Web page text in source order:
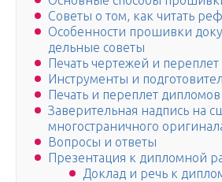
Советы о том, как читать
Особенности прошивки
дельные советы
Печать чертежей и
Инструменты и
Печать и переплет дипломов
Заверительная надпись на
многостраничного
Вопросы и ответы
Презентация к дипломной
Доклад и речь к